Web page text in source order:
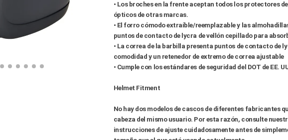
• Los broches en la frente aceptan todos los protectores
ópticos de otras marcas.
• El forro cómodo extraíble/reemplazable y las
puntos de contacto de lycra de vellón cepillado para
• La correa de la barbilla presenta puntos de contacto de
comodidad y un retenedor de extremo de correa ajustable
• Cumple con los estándares de seguridad del DOT de EE.
Helmet Fitment
No hay dos modelos de cascos de diferentes fabricantes
cabeza del mismo usuario. Por esta razón, consulte
instrucciones de ajuste cuidadosamente antes de